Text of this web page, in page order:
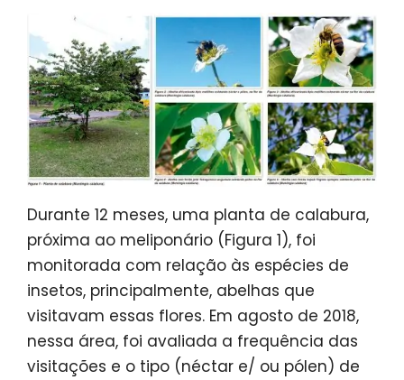
Durante 12 meses, uma planta de calabura,
próxima ao meliponário (Figura 1), foi
monitorada com relação às espécies de
insetos, principalmente, abelhas que
visitavam essas flores. Em agosto de 2018,
nessa área, foi avaliada a frequência das
visitações e o tipo (néctar e/ ou pólen) de